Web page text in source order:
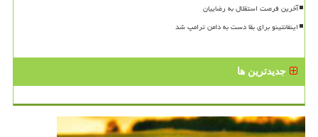
آخرین فرصت استقلال به رضاییان
اینفانتینو برای بقا دست به دامن ترامپ شد
جدیدترین ها